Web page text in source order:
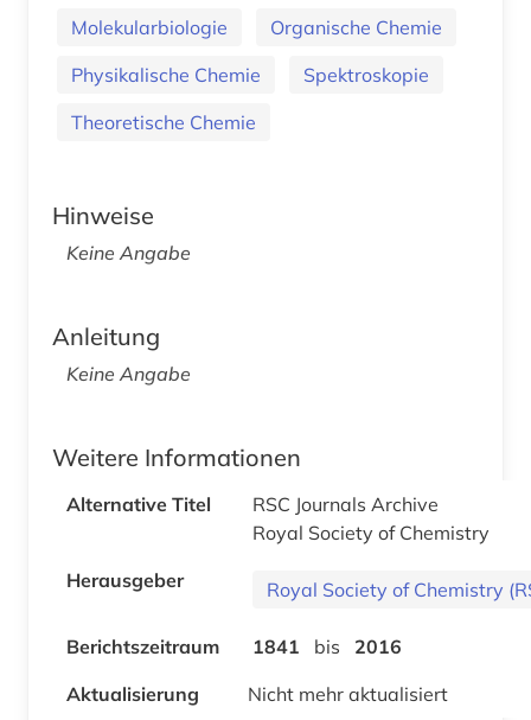
Molekularbiologie
Organische Chemie
Physikalische Chemie
Spektroskopie
Theoretische Chemie
Hinweise
Keine Angabe
Anleitung
Keine Angabe
Weitere Informationen
Alternative Titel
RSC Journals Archive
Royal Society of Chemistry
Herausgeber
Royal Society of Chemistry
Berichtszeitraum 1841 bis
2016
Aktualisierung
Nicht mehr aktualisiert